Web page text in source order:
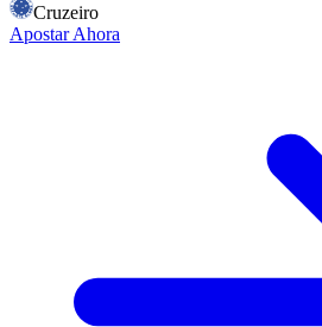
Cruzeiro
Apostar Ahora